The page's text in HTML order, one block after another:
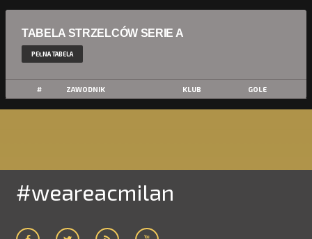
TABELA STRZELCÓW SERIE A
PEŁNA TABELA
# ZAWODNIK KLUB GOLE
#weareacmilan